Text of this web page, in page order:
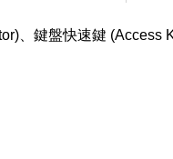
、鍵盤快速鍵 (Access